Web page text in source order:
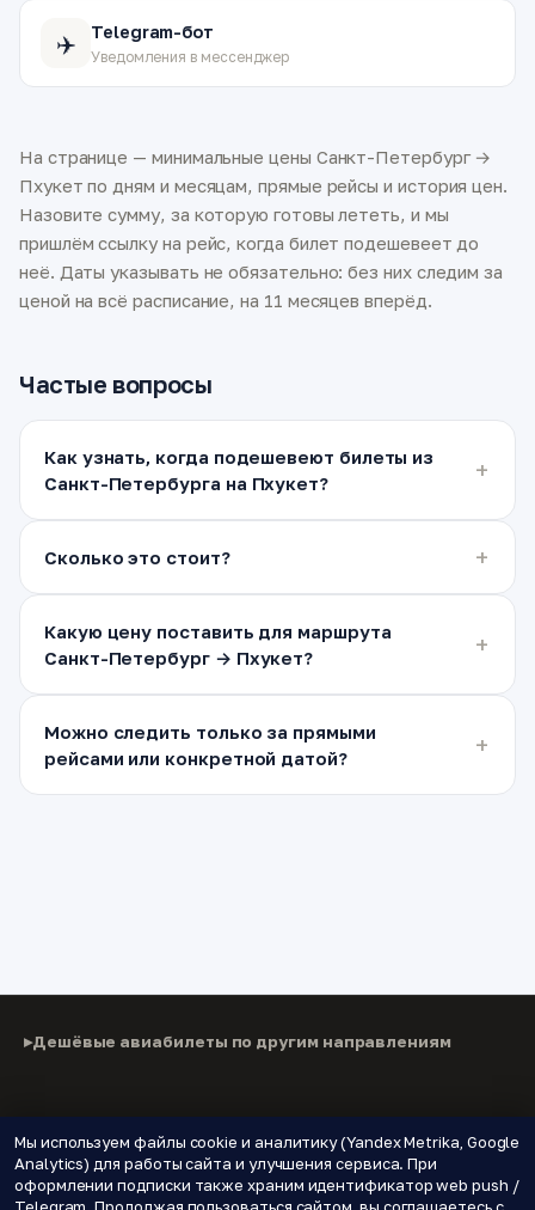
✈️ Telegram-бот
Уведомления в мессенджер
На странице — минимальные цены Санкт-Петербург →
Пхукет по дням и месяцам, прямые рейсы и история цен.
Назовите сумму, за которую готовы лететь, и мы
пришлём ссылку на рейс, когда билет подешевеет до
неё. Даты указывать не обязательно: без них следим за
ценой на всё расписание, на 11 месяцев вперёд.
Частые вопросы
Как узнать, когда подешевеют билеты из
Санкт-Петербурга на Пхукет?
Сколько это стоит?
Какую цену поставить для маршрута
Санкт-Петербург → Пхукет?
Можно следить только за прямыми
рейсами или конкретной датой?
Мы используем файлы cookie и аналитику (Yandex Metrika, Google
Analytics) для работы сайта и улучшения сервиса. При
оформлении подписки также храним идентификатор web push /
Дешёвые авиабилеты по другим направлениям
© 2026 Паломнику
Дешёвые авиабилеты, подписки на цены и новые
направления.